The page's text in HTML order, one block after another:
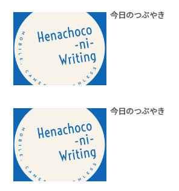
今日のつぶやき
今日のつぶやき